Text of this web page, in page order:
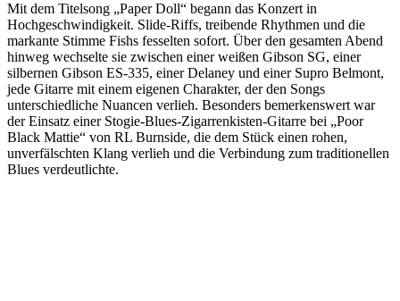
Mit dem Titelsong „Paper Doll“ begann das Konzert in
Hochgeschwindigkeit. Slide-Riffs, treibende Rhythmen und die
markante Stimme Fishs fesselten sofort. Über den gesamten Abend
hinweg wechselte sie zwischen einer weißen Gibson SG, einer
silbernen Gibson ES-335, einer Delaney und einer Supro Belmont,
jede Gitarre mit einem eigenen Charakter, der den Songs
unterschiedliche Nuancen verlieh. Besonders bemerkenswert war
der Einsatz einer Stogie-Blues-Zigarrenkisten-Gitarre bei „Poor
Black Mattie“ von RL Burnside, die dem Stück einen rohen,
unverfälschten Klang verlieh und die Verbindung zum traditionellen
Blues verdeutlichte.